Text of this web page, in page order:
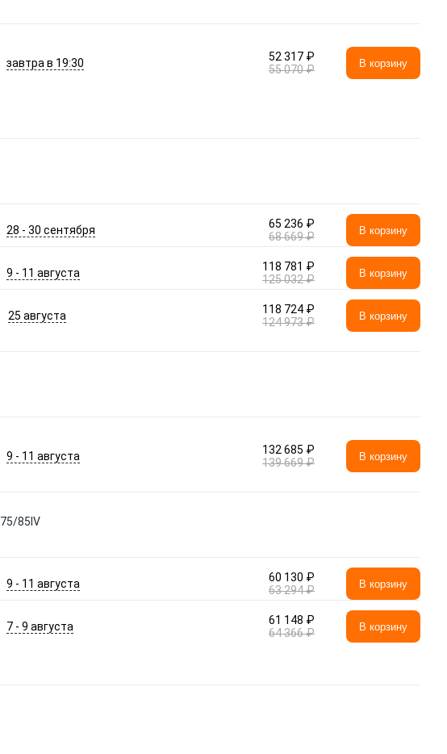
завтра в 19:30
52 317 ₽
55 070 ₽
В корзину
28 - 30 сентября
65 236 ₽
68 669 ₽
В корзину
9 - 11 августа
118 781 ₽
125 032 ₽
В корзину
25 августа
118 724 ₽
124 973 ₽
В корзину
9 - 11 августа
132 685 ₽
139 669 ₽
В корзину
85IV
9 - 11 августа
60 130 ₽
63 294 ₽
В корзину
7 - 9 августа
61 148 ₽
64 366 ₽
В корзину